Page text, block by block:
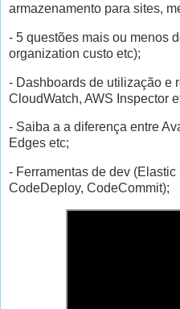
armazenamento para sites,
- 5 questões mais ou menos
organization custo etc);
- Dashboards de utilização e
CloudWatch, AWS Inspector
- Saiba a a diferença entre
Edges etc;
- Ferramentas de dev
CodeDeploy, CodeCommit);